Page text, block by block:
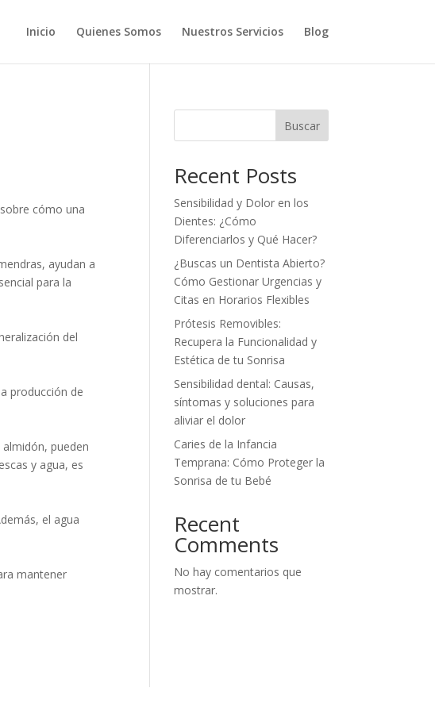
Inicio Quienes Somos Nuestros Servicios Blog
cómo una
ayudan a
para la
del
producción de
pueden
y agua, es
el agua
mantener
Buscar
Recent Posts
Sensibilidad y Dolor en los
Dientes: ¿Cómo
Diferenciarlos y Qué Hacer?
¿Buscas un Dentista Abierto?
Cómo Gestionar Urgencias y
Citas en Horarios Flexibles
Prótesis Removibles:
Recupera la Funcionalidad y
Estética de tu Sonrisa
Sensibilidad dental: Causas,
síntomas y soluciones para
aliviar el dolor
Caries de la Infancia
Temprana: Cómo Proteger la
Sonrisa de tu Bebé
Recent
Comments
No hay comentarios que
mostrar.